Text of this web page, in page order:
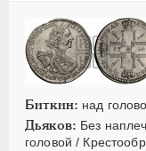
Биткин: над
Дьяков: Без
головой /